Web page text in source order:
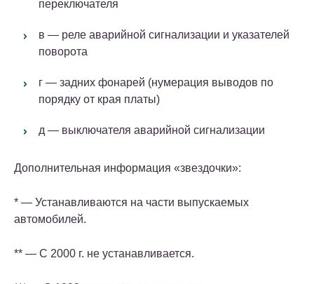
переключателя
в — реле аварийной сигнализации и указателей
поворота
г — задних фонарей (нумерация выводов по
порядку от края платы)
д — выключателя аварийной сигнализации
Дополнительная информация «звездочки»:
* — Устанавливаются на части выпускаемых
автомобилей.
** — С 2000 г. не устанавливается.